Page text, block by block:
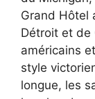
Grand Hôtel
Détroit et de
américains
style
longue, les